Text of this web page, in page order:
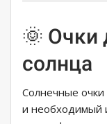
🌞 Очки
солнца
Солнечные очки
и необходимый